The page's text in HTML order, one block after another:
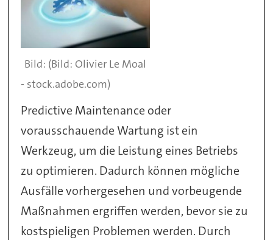
(Bild: Olivier Le Moal
- stock.adobe.com)
Predictive Maintenance oder
vorausschauende Wartung ist ein
Werkzeug, um die Leistung eines Betriebs
zu optimieren. Dadurch können mögliche
Ausfälle vorhergesehen und vorbeugende
Maßnahmen ergriffen werden, bevor sie zu
kostspieligen Problemen werden. Durch